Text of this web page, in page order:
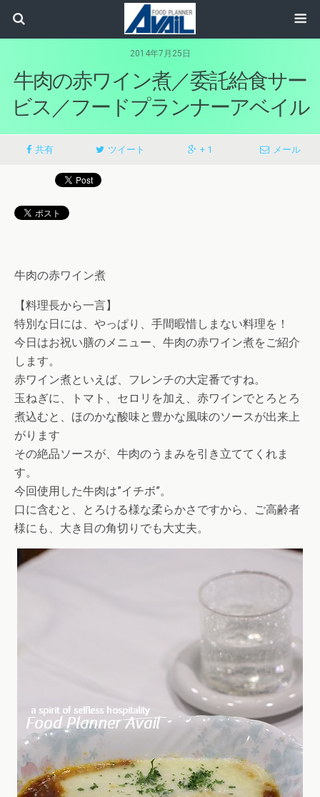
2014年7月25日
牛肉の赤ワイン煮／委託給食サー
ビス／フードプランナーアベイル
共有 ツイート + 1 メール
牛肉の赤ワイン煮
【料理長から一言】
特別な日には、やっぱり、手間暇惜しまない料理を！
今日はお祝い膳のメニュー、牛肉の赤ワイン煮をご紹介
します。
赤ワイン煮といえば、フレンチの大定番ですね。
玉ねぎに、トマト、セロリを加え、赤ワインでとろとろ
煮込むと、ほのかな酸味と豊かな風味のソースが出来上
がります
その絶品ソースが、牛肉のうまみを引き立ててくれま
す。
今回使用した牛肉は”イチボ”。
口に含むと、とろける様な柔らかさですから、ご高齢者
様にも、大き目の角切りでも大丈夫。